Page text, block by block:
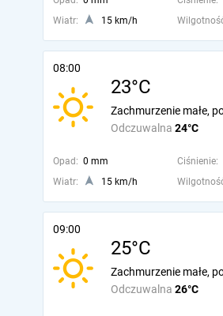
Wiatr:
15 km/h
08:00
23°C
Odczuwalna 24°C
Zachmurzenie małe,
Opad: 0 mm Ciśnienie:
Wiatr:
15 km/h
09:00
25°C
Odczuwalna 26°C
Zachmurzenie małe,